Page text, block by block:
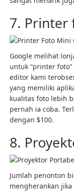
7. Printer
Google melihat
untuk “printer
editor kami
yang memiliki
kualitas foto lebih
pernah ia coba.
dengan $100.
8.
Jumlah penonton
mengherankan jika